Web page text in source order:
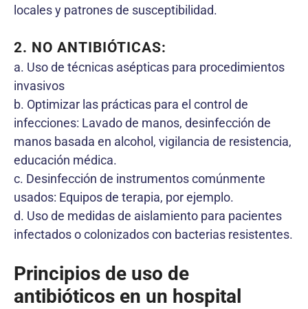
locales y patrones de susceptibilidad.
2. NO ANTIBIÓTICAS:
a. Uso de técnicas asépticas para procedimientos
invasivos
b. Optimizar las prácticas para el control de
infecciones: Lavado de manos, desinfección de
manos basada en alcohol, vigilancia de resistencia,
educación médica.
c. Desinfección de instrumentos comúnmente
usados: Equipos de terapia, por ejemplo.
d. Uso de medidas de aislamiento para pacientes
infectados o colonizados con bacterias resistentes.
Principios de uso de
antibióticos en un hospital